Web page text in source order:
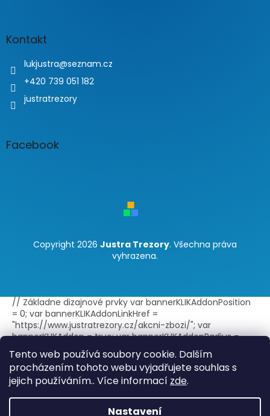
Tento web používá soubory cookie. Dalším
procházením tohoto webu vyjadřujete souhlas s
jejich používáním.. Více informací zde.
Nastavení
Kontakt
lukjustra@seznam.cz
+420 739 051 182
justratrezory
Facebook
Copyright 2026 Justra Trezory. Všechna práva
vyhrazena.
// Základne dizajnové prvky var bannerKLIKAddonPosition
= 0; var bannerKLIKAddonLinkHref =
"https://www.justratrezory.cz/akcni-zbozi/"; var
bannerKLIKAddon = true; var bannerKLIKAddonRadius =
false; var bannerKLIKAddonBorder = true; var
bannerKLIKAddonLink = true; var
bannerKLIKAddonLinkExternal = true; // Text doplnku -
jeden jazyk var bannerKLIKAddonTitle = "Akce"; var
var bannerKLIKAddonTitleLang =